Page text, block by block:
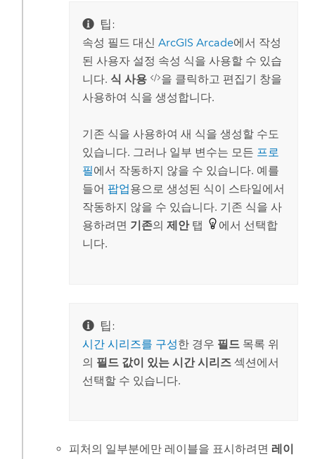
팁:
속성 필드 대신 ArcGIS Arcade에서 작성
된 사용자 설정 속성 식을 사용할 수 있습
니다. 식 사용
을 클릭하고 편집기 창을
사용하여 식을 생성합니다.
기존 식을 사용하여 새 식을 생성할 수도
있습니다. 그러나 일부 변수는 모든 프로
필에서 작동하지 않을 수 있습니다. 예를
들어 팝업용으로 생성된 식이 스타일에서
작동하지 않을 수 있습니다. 기존 식을 사
용하려면 기존의 제안탭
에서 선택합
니다.
팁:
시간 시리즈를 구성한 경우 필드목록 위
의 필드 값이 있는 시간 시리즈섹션에서
선택할 수 있습니다.
피처의 일부분에만 레이블을 표시하려면 레이